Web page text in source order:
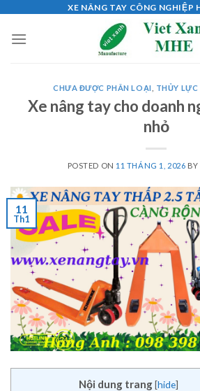
content
XE NÂNG TAY CÔNG NGHIỆP
CHƯA ĐƯỢC PHÂN LOẠI THỦY LỰC
Xe nâng tay cho doanh
nhỏ
POSTED ON 11 THÁNG 1, 2026 BY
11
Th1
Nội dung trang [hide]